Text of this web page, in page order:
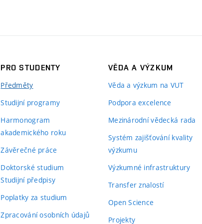
PRO STUDENTY
Předměty
Studijní programy
Harmonogram
akademického roku
Závěrečné práce
Doktorské studium
Studijní předpisy
Poplatky za studium
Zpracování osobních údajů
VĚDA A VÝZKUM
Věda a výzkum na VUT
Podpora excelence
Mezinárodní vědecká rada
Systém zajišťování kvality
výzkumu
Výzkumné infrastruktury
Transfer znalostí
Open Science
Projekty